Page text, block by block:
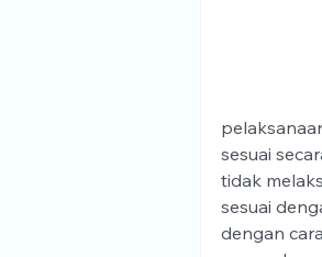
sesuai
tidak
sesuai
dengan